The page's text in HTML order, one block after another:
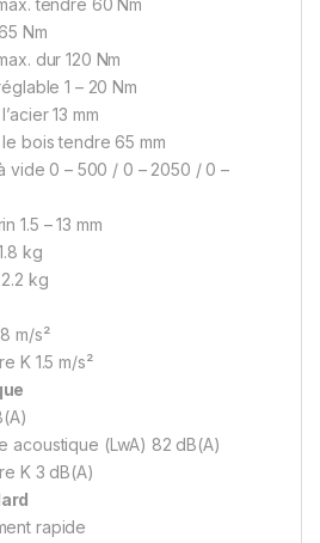
tendre 60 Nm
Nm
dur 120 Nm
1 – 20 Nm
13 mm
bois tendre 65 mm
vide 0 – 500 / 0 – 2050 / 0 –
1.5 – 13 mm
kg
kg
m/s²
K 1.5 m/s²
acoustique (LwA) 82 dB(A)
K 3 dB(A)
rapide